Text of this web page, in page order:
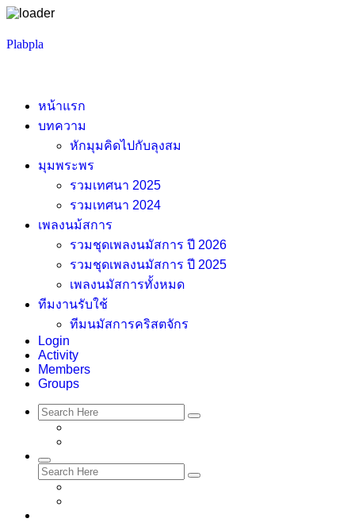
Skip
Plabpla
หน้าแรก
บทความ
หักมุมคิดไปกับลุงสม
มุมพระพร
รวมเทศนา 2025
รวมเทศนา 2024
เพลงนม้สการ
รวมชุดเพลงนมัสการ ปี 2026
รวมชุดเพลงนมัสการ ปี 2025
เพลงนมัสการทั้งหมด
ทีมงานรับใช้
ทีมนมัสการคริสตจักร
Login
Activity
Members
Groups